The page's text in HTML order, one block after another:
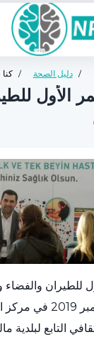
/ دليل الصحة
العامة
/
الأول
يومي 7 و8 ديسمبر
التابع لبلدية